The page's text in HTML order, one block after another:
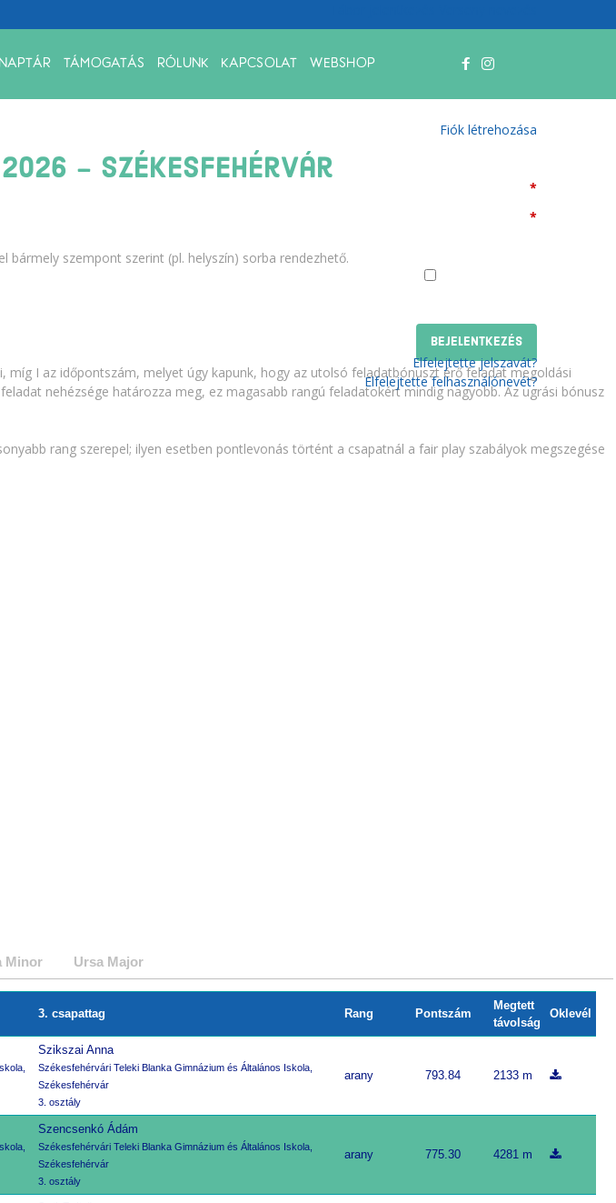
Fiók létrehozása
*
*
Elfelejtette jelszavát?
Elfelejtette felhasználónevét?
TÁMOGATÁS RÓLUNK KAPCSOLAT WEBSHOP
- Székesfehérvár
bármely szempont szerint (pl. helyszín) sorba rendezhető.
I az időpontszám, melyet úgy kapunk, hogy az utolsó feladatbónuszt érő feladat megoldási
nehézsége határozza meg, ez magasabb rangú feladatokért mindig nagyobb. Az ugrási bónusz
rang szerepel; ilyen esetben pontlevonás történt a csapatnál a fair play szabályok megszegése
Minor Ursa Major
3. csapattag Rang Pontszám
Megtett
távolság
Oklevél
Szikszai Anna
Székesfehérvári Teleki Blanka Gimnázium és Általános Iskola,
Székesfehérvár
3. osztály
arany 793.84 2133 m
Szencsenkó Ádám
Székesfehérvári Teleki Blanka Gimnázium és Általános Iskola,
Székesfehérvár
3. osztály
arany 775.30 4281 m